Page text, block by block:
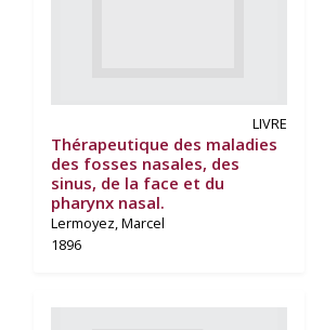
LIVRE
Thérapeutique des maladies
des fosses nasales, des
sinus, de la face et du
pharynx nasal.
Lermoyez, Marcel
1896